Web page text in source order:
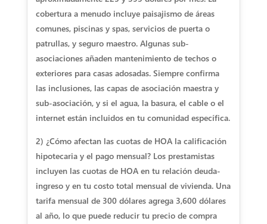
cobertura a menudo incluye paisajismo de áreas
comunes, piscinas y spas, servicios de puerta o
patrullas, y seguro maestro. Algunas sub-
asociaciones añaden mantenimiento de techos o
exteriores para casas adosadas. Siempre confirma
las inclusiones, las capas de asociación maestra y
sub-asociación, y si el agua, la basura, el cable o el
internet están incluidos en tu comunidad específica.
2) ¿Cómo afectan las cuotas de HOA la calificación
hipotecaria y el pago mensual?Los prestamistas
incluyen las cuotas de HOA en tu relación deuda-
ingreso y en tu costo total mensual de vivienda. Una
tarifa mensual de 300 dólares agrega 3,600 dólares
al año, lo que puede reducir tu precio de compra